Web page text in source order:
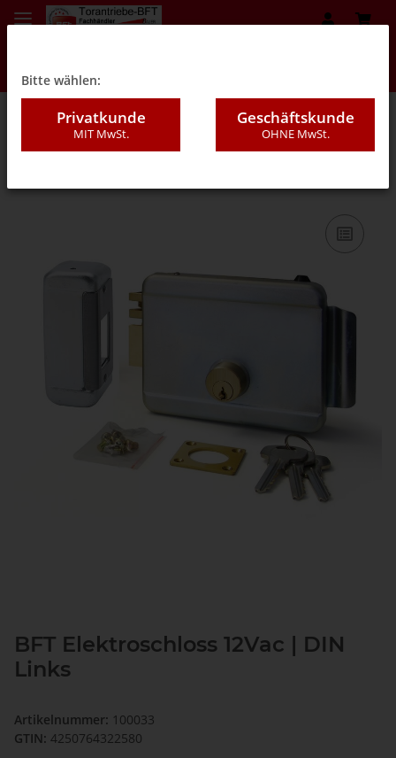
Startseite
BFT Elektroschloss 12Vac | DIN
Links
Artikelnummer: 100033
GTIN: 4250764322580
Bitte wählen:
Privatkunde
MIT MwSt.
Geschäftskunde
OHNE MwSt.